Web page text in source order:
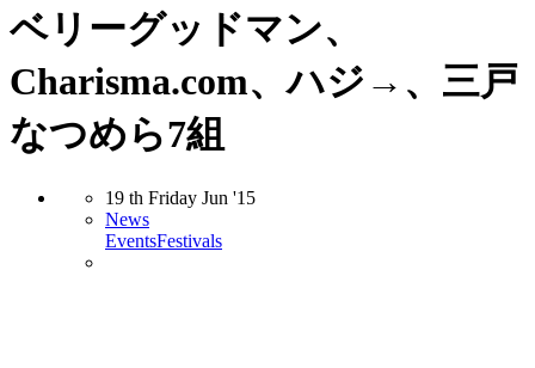
ベリーグッドマン、
Charisma.com、ハジ→、三戸
なつめら7組
19 th Friday Jun '15
News
EventsFestivals